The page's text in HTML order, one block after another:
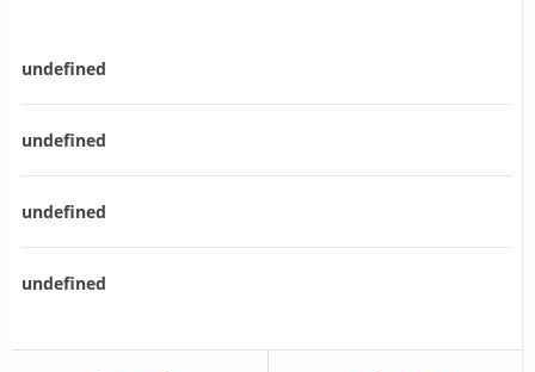
undefined
undefined
undefined
undefined